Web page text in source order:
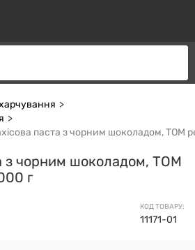
паста з чорним шоколадом, TOM
з чорним шоколадом, TOM
г
КОД ТОВАРУ:
11171-01